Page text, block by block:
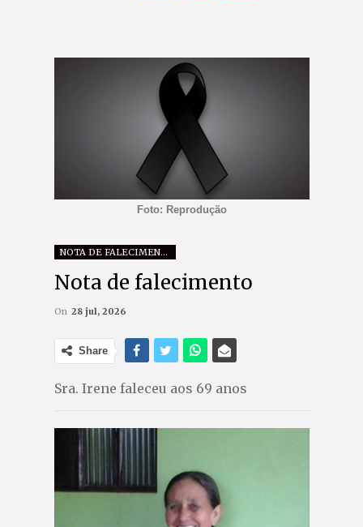
Foto: Reprodução
NOTA DE FALECIMENTO
Nota de falecimento
On 28 jul, 2026
Share
Sra. Irene faleceu aos 69 anos